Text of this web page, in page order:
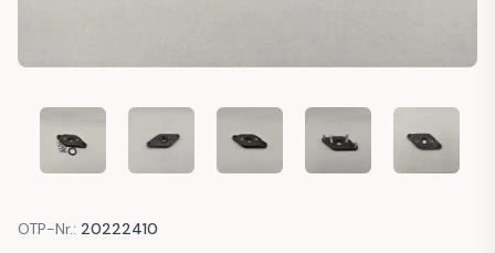
BMW E30 M20 ADAPTER THROTTLE POSITION SENSOR
BMW E30 M20 ADAPTER THROTTLE POSITION
BMW E30 M20 ADAPTER
BMW E30 M20BMW E30
OTP-Nr.: 20222410